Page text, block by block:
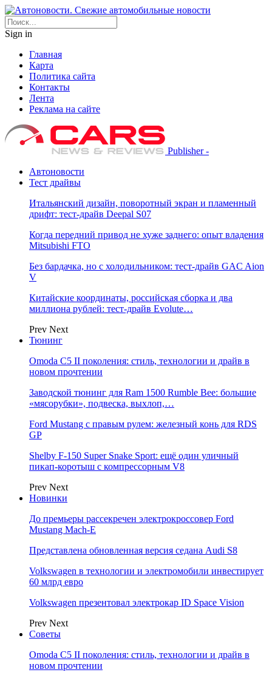
Sign in
Главная
Карта
Политика сайта
Контакты
Лента
Реклама на сайте
Publisher -
Автоновости
Тест драйвы
Итальянский дизайн, поворотный экран и пламенный
дрифт: тест-драйв Deepal S07
Когда передний привод не хуже заднего: опыт владения
Mitsubishi FTO
Без бардачка, но с холодильником: тест-драйв GAC Aion
V
Китайские координаты, российская сборка и два
миллиона рублей: тест-драйв Evolute…
Prev Next
Тюнинг
Omoda C5 II поколения: стиль, технологии и драйв в
новом прочтении
Заводской тюнинг для Ram 1500 Rumble Bee: большие
«мясорубки», подвеска, выхлоп,…
Ford Mustang с правым рулем: железный конь для RDS
GP
Shelby F-150 Super Snake Sport: ещё один уличный
пикап-коротыш с компрессорным V8
Prev Next
Новинки
До премьеры рассекречен электрокроссовер Ford
Mustang Mach-E
Представлена обновленная версия седана Audi S8
Volkswagen в технологии и электромобили инвестирует
60 млрд евро
Volkswagen презентовал электрокар ID Space Vision
Prev Next
Советы
Omoda C5 II поколения: стиль, технологии и драйв в
новом прочтении